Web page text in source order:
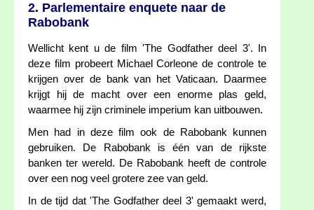
2. Parlementaire enquete naar de
Rabobank
Wellicht kent u de film 'The Godfather deel 3'. In
deze film probeert Michael Corleone de controle te
krijgen over de bank van het Vaticaan. Daarmee
krijgt hij de macht over een enorme plas geld,
waarmee hij zijn criminele imperium kan uitbouwen.
Men had in deze film ook de Rabobank kunnen
gebruiken. De Rabobank is één van de rijkste
banken ter wereld. De Rabobank heeft de controle
over een nog veel grotere zee van geld.
In de tijd dat 'The Godfather deel 3' gemaakt werd,